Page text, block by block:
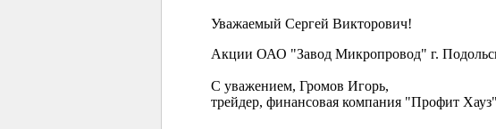
Уважаемый Сергей Викторович!
Акции ОАО "Завод Микропровод" г.
С уважением, Громов Игорь,
трейдер, финансовая компания "Профит